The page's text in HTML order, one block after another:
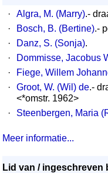
·
Algra, M. (Marry).-
·
Bosch, B. (Bertine).-
·
Danz, S. (Sonja).
·
Dommisse, Jacobus
·
Fiege, Willem
·
Groot, W. (Wil) de.-
<*omstr. 1962>
·
Steenbergen, Maria
Meer informatie...
Lid van / ingeschreven